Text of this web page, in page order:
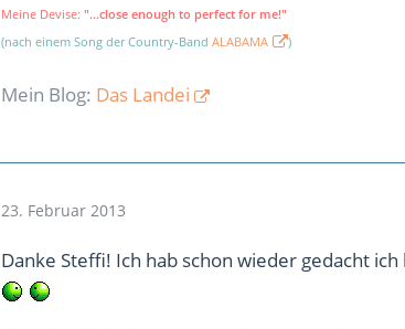
Meine Devise: "...close enough to perfect for me!"
(nach einem Song der Country-Band ALABAMA )
Mein Blog: Das Landei
23. Februar 2013
Danke Steffi! Ich hab schon wieder gedacht